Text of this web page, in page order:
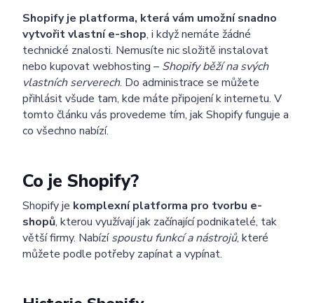
Shopify je platforma, která vám umožní snadno
vytvořit vlastní e-shop, i když nemáte žádné
technické znalosti. Nemusíte nic složitě instalovat
nebo kupovat webhosting – Shopify běží na svých
vlastních serverech. Do administrace se můžete
přihlásit všude tam, kde máte připojení k internetu. V
tomto článku vás provedeme tím, jak Shopify funguje a
co všechno nabízí.
Co je Shopify?
Shopify je komplexní platforma pro tvorbu e-
shopů, kterou využívají jak začínající podnikatelé, tak
větší firmy. Nabízíspoustu funkcí a nástrojů, které
můžete podle potřeby zapínat a vypínat.